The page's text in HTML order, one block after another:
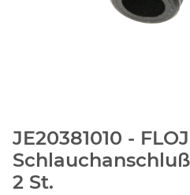
JE20381010 -
2 St.